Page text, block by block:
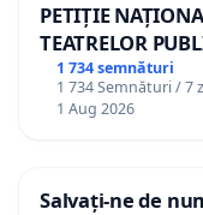
PETIȚIE
TEATRELOR
ROMÂNIA
1 734 semnături
1 734 Semnături / 7
1 Aug 2026
Salvați-ne de